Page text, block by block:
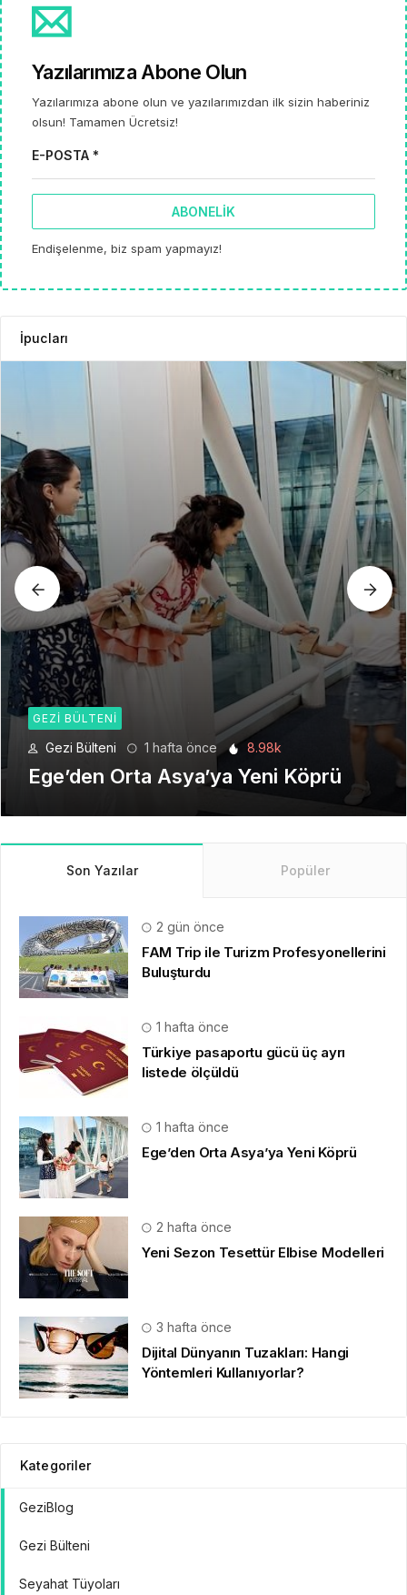
Yazılarımıza Abone Olun
Yazılarımıza abone olun ve yazılarımızdan ilk sizin haberiniz
olsun! Tamamen Ücretsiz!
E-POSTA *
ABONELIK
Endişelenme, biz spam yapmayız!
İpucları
GEZI BÜLTENI
Gezi Bülteni 6.23k
Seyahat Teknolojilerinde Yeni Bir
Dönem
Son Yazılar Popüler
2 gün önce
FAM Trip ile Turizm Profesyonellerini
Buluşturdu
1 hafta önce
Türkiye pasaportu gücü üç ayrı
listede ölçüldü
1 hafta önce
Ege’den Orta Asya’ya Yeni Köprü
2 hafta önce
Yeni Sezon Tesettür Elbise Modelleri
3 hafta önce
Dijital Dünyanın Tuzakları: Hangi
Yöntemleri Kullanıyorlar?
Kategoriler
GeziBlog
Gezi Bülteni
Seyahat Tüyoları